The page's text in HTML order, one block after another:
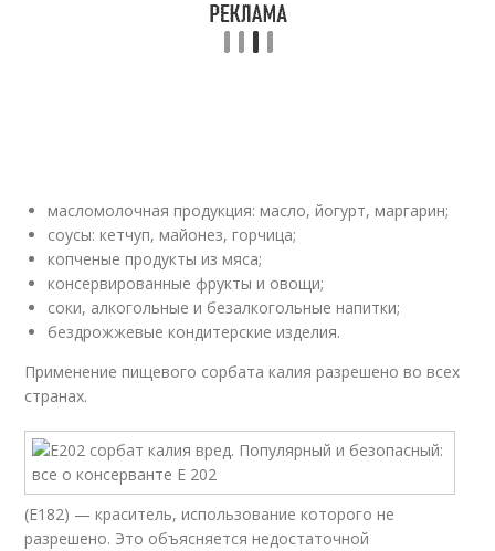
масломолочная продукция: масло, йогурт, маргарин;
соусы: кетчуп, майонез, горчица;
копченые продукты из мяса;
консервированные фрукты и овощи;
соки, алкогольные и безалкогольные напитки;
бездрожжевые кондитерские изделия.
Применение пищевого сорбата калия разрешено во всех
странах.
(Е182) — краситель, использование которого не
разрешено. Это объясняется недостаточной